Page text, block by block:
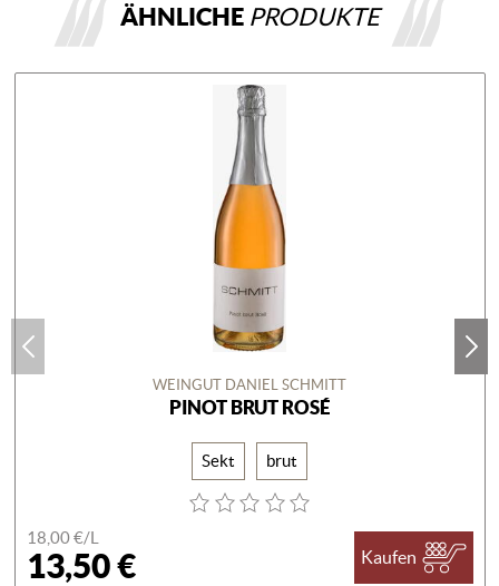
ÄHNLICHE PRODUKTE
WEINGUT DANIEL SCHMITT
PINOT BRUT ROSÉ
Sekt brut
18,00 €/L
13,50 € Kaufen